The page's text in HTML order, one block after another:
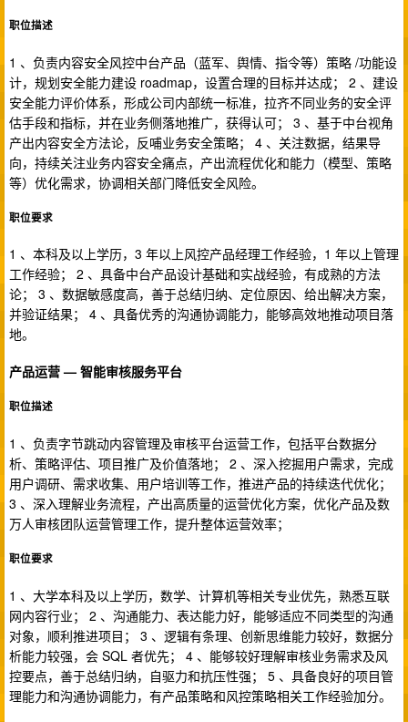
职位描述
1 、负责内容安全风控中台产品（蓝军、舆情、指令等）策略 /功能设
计，规划安全能力建设 roadmap，设置合理的目标并达成； 2 、建设
安全能力评价体系，形成公司内部统一标准，拉齐不同业务的安全评
估手段和指标，并在业务侧落地推广，获得认可； 3 、基于中台视角
产出内容安全方法论，反哺业务安全策略； 4 、关注数据，结果导
向，持续关注业务内容安全痛点，产出流程优化和能力（模型、策略
等）优化需求，协调相关部门降低安全风险。
职位要求
1 、本科及以上学历，3 年以上风控产品经理工作经验，1 年以上管理
工作经验； 2 、具备中台产品设计基础和实战经验，有成熟的方法
论； 3 、数据敏感度高，善于总结归纳、定位原因、给出解决方案，
并验证结果； 4 、具备优秀的沟通协调能力，能够高效地推动项目落
地。
产品运营 — 智能审核服务平台
职位描述
1 、负责字节跳动内容管理及审核平台运营工作，包括平台数据分
析、策略评估、项目推广及价值落地； 2 、深入挖掘用户需求，完成
用户调研、需求收集、用户培训等工作，推进产品的持续迭代优化；
3 、深入理解业务流程，产出高质量的运营优化方案，优化产品及数
万人审核团队运营管理工作，提升整体运营效率；
职位要求
1 、大学本科及以上学历，数学、计算机等相关专业优先，熟悉互联
网内容行业； 2 、沟通能力、表达能力好，能够适应不同类型的沟通
对象，顺利推进项目； 3 、逻辑有条理、创新思维能力较好，数据分
析能力较强，会 SQL 者优先； 4 、能够较好理解审核业务需求及风
控要点，善于总结归纳，自驱力和抗压性强； 5 、具备良好的项目管
理能力和沟通协调能力，有产品策略和风控策略相关工作经验加分。